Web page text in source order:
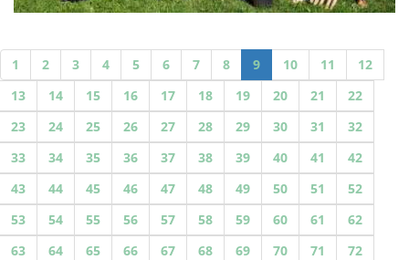
1 2 3 4 5 6 7 8 9 10 11
12
13
14 15 16 17 18 19 20 21
22
23
24 25 26 27 28 29 30 31
32
33
34 35 36 37 38 39 40 41
42
43
44 45 46 47 48 49 50 51
52
53
54 55 56 57 58 59 60 61
62
63
64 65 66 67 68 69 70 71
72